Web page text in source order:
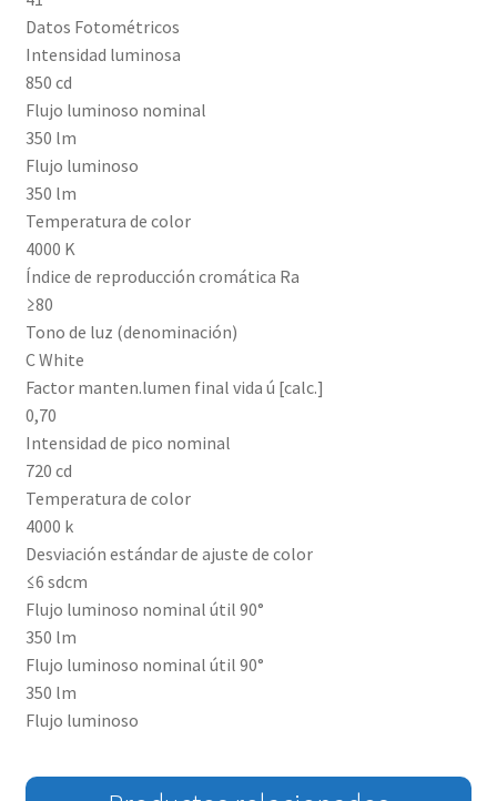
Datos Fotométricos
Intensidad luminosa
850 cd
Flujo luminoso nominal
350 lm
Flujo luminoso
350 lm
Temperatura de color
4000 K
Índice de reproducción cromática Ra
≥80
Tono de luz (denominación)
C White
Factor manten.lumen final vida ú [calc.]
0,70
Intensidad de pico nominal
720 cd
Temperatura de color
4000 k
Desviación estándar de ajuste de color
≤6 sdcm
Flujo luminoso nominal útil 90°
350 lm
Flujo luminoso nominal útil 90°
350 lm
Flujo luminoso